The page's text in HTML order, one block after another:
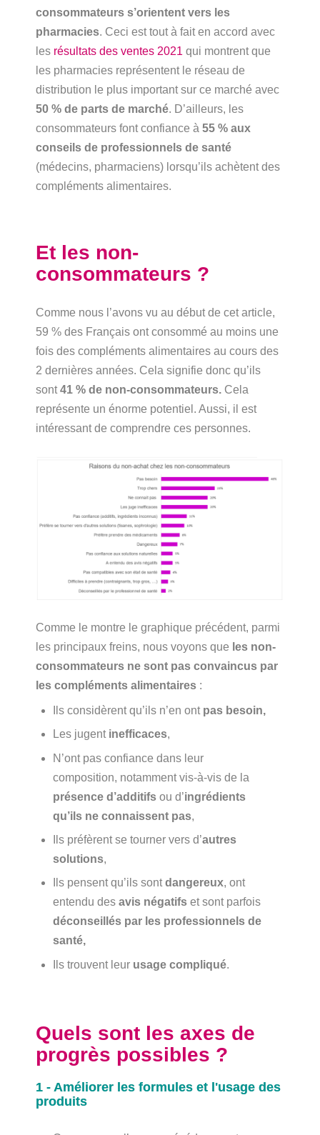
consommateurs s’orientent vers les
pharmacies. Ceci est tout à fait en accord avec
les résultats des ventes 2021 qui montrent que
les pharmacies représentent le réseau de
distribution le plus important sur ce marché avec
50 % de parts de marché. D’ailleurs, les
consommateurs font confiance à 55 % aux
conseils de professionnels de santé
(médecins, pharmaciens) lorsqu’ils achètent des
compléments alimentaires.
Et les non-
consommateurs ?
Comme nous l’avons vu au début de cet article,
59 % des Français ont consommé au moins une
fois des compléments alimentaires au cours des
2 dernières années. Cela signifie donc qu’ils
sont41 % de non-consommateurs. Cela
représente un énorme potentiel. Aussi, il est
intéressant de comprendre ces personnes.
Comme le montre le graphique précédent, parmi
les principaux freins, nous voyons que les non-
consommateurs ne sont pas convaincus par
les compléments alimentaires :
Ils considèrent qu’ils n’en ont pas besoin,
Les jugentinefficaces,
N’ont pas confiance dans leur
composition, notamment vis-à-vis de la
présence d’additifs ou d’ingrédients
qu’ils ne connaissent pas,
Ils préfèrent se tourner vers d’autres
solutions,
Ils pensent qu’ils sontdangereux, ont
entendu des avis négatifs et sont parfois
déconseillés par les professionnels de
santé,
Ils trouvent leur usage compliqué.
Quels sont les axes de
progrès possibles ?
1 - Améliorer les formules et l'usage des
produits